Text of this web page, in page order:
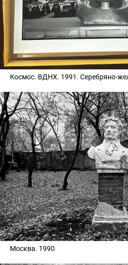
Космос. ВДНХ. 1991. Серебряно-
Москва. 1990